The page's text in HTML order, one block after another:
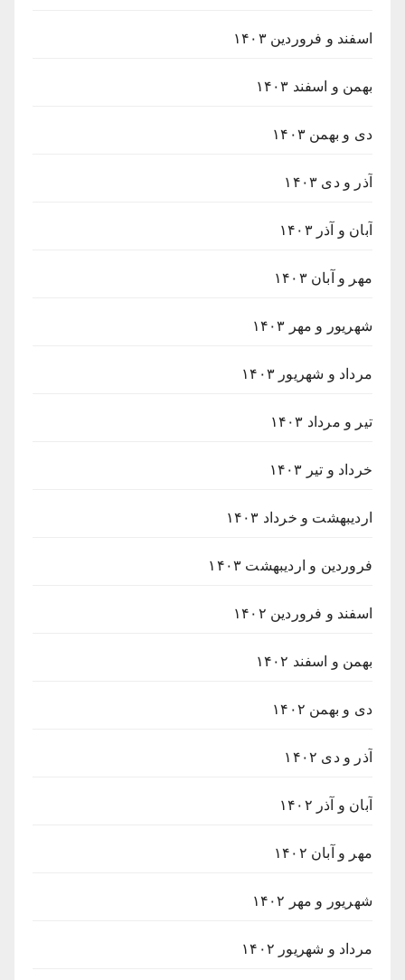
اسفند و فروردین ۱۴۰۳
بهمن و اسفند ۱۴۰۳
دی و بهمن ۱۴۰۳
آذر و دی ۱۴۰۳
آبان و آذر ۱۴۰۳
مهر و آبان ۱۴۰۳
شهریور و مهر ۱۴۰۳
مرداد و شهریور ۱۴۰۳
تیر و مرداد ۱۴۰۳
خرداد و تیر ۱۴۰۳
اردیبهشت و خرداد ۱۴۰۳
فروردین و اردیبهشت ۱۴۰۳
اسفند و فروردین ۱۴۰۲
بهمن و اسفند ۱۴۰۲
دی و بهمن ۱۴۰۲
آذر و دی ۱۴۰۲
آبان و آذر ۱۴۰۲
مهر و آبان ۱۴۰۲
شهریور و مهر ۱۴۰۲
مرداد و شهریور ۱۴۰۲